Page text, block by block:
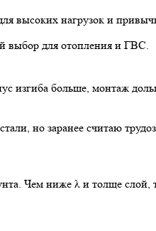
высоких нагрузок и
выбор для отопления и ГВС.
изгиба больше, монтаж
но заранее считаю
Чем ниже λ и толще слой,